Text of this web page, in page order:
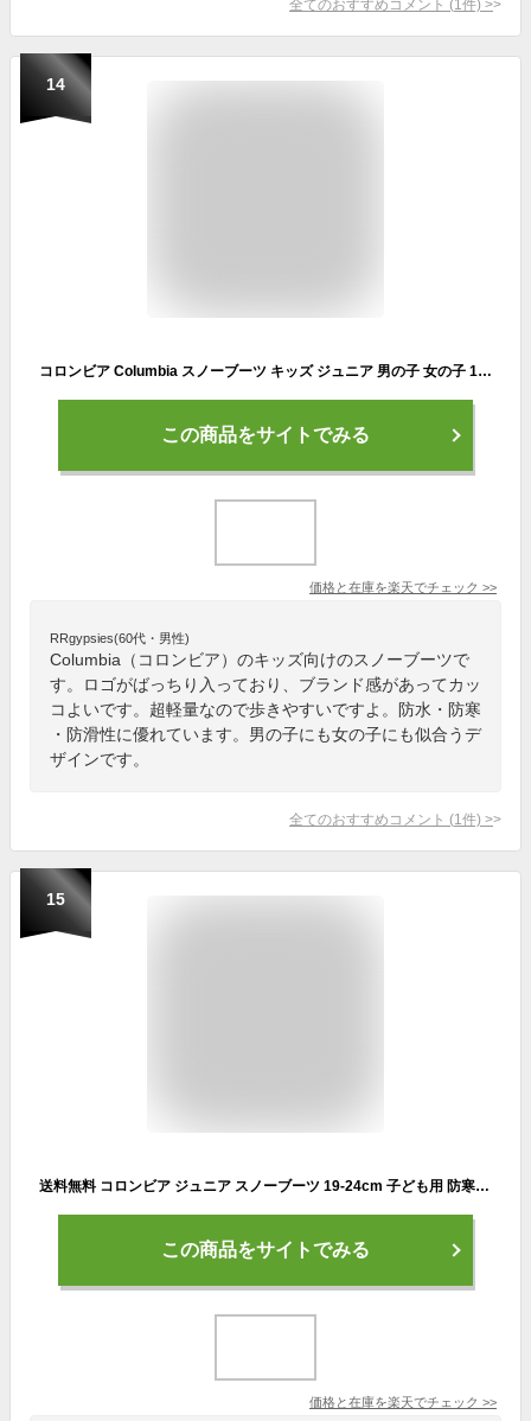
全てのおすすめコメント (1 件) >
14
コロンビア Columbia スノーブーツ キッズ ジュニア 男の子 女の子 19cm 20cm 21cm 22cm 23cm 24cm 超軽量 防水 ウィンターブーツ 冬 冬靴 子供 子ども 靴 ブーツ ブランド ブラック ネイビー ピンク
この商品をサイトでみる
価格と在庫を楽天でチェック >>
RRgypsies(60代・男性)
Columbia（コロンビア）のキッズ向けのスノーブーツで
す。ロゴがばっちり入っており、ブランド感があってカッ
コよいです。超軽量なので歩きやすいですよ。防水・防寒
・防滑性に優れています。男の子にも女の子にも似合うデ
ザインです。
全てのおすすめコメント (1 件) >
15
送料無料 コロンビア ジュニア スノーブーツ 19-24cm 子ども用 防寒 防水ブーツ Columbia ユース パウダーバグ スノーライト ストラップ 子供靴 キッズ スノトレ 保温 軽量 寒冷地 雪 スキー スノボ— こども 小学生 男の子 女の子 ブランド くつ/BY6077
この商品をサイトでみる
価格と在庫を楽天でチェック >>